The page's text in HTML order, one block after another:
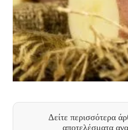
Δείτε περισσότερα
αποτελέσματα